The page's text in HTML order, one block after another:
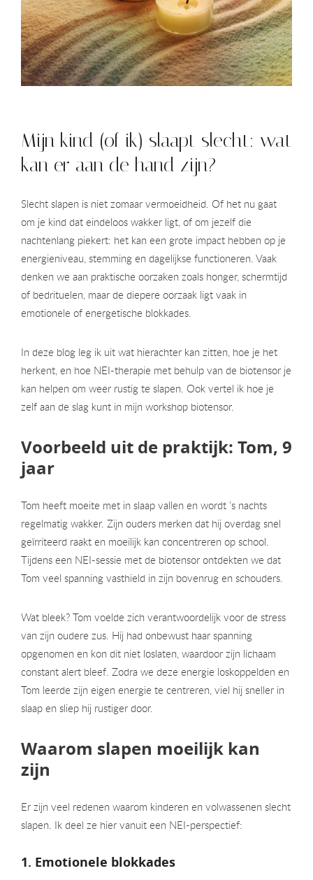
Mijn kind (of ik) slaapt slecht: wat
kan er aan de hand zijn?
Slecht slapen is niet zomaar vermoeidheid. Of het nu gaat
om je kind dat eindeloos wakker ligt, of om jezelf die
nachtenlang piekert: het kan een grote impact hebben op je
energieniveau, stemming en dagelijkse functioneren. Vaak
denken we aan praktische oorzaken zoals honger, schermtijd
of bedrituelen, maar de diepere oorzaak ligt vaak in
emotionele of energetische blokkades.
In deze blog leg ik uit wat hierachter kan zitten, hoe je het
herkent, en hoe NEI-therapie met behulp van de biotensor je
kan helpen om weer rustig te slapen. Ook vertel ik hoe je
zelf aan de slag kunt in mijn workshop biotensor.
Voorbeeld uit de praktijk: Tom, 9
jaar
Tom heeft moeite met in slaap vallen en wordt ’s nachts
regelmatig wakker. Zijn ouders merken dat hij overdag snel
geïrriteerd raakt en moeilijk kan concentreren op school.
Tijdens een NEI-sessie met de biotensor ontdekten we dat
Tom veel spanning vasthield in zijn bovenrug en schouders.
Wat bleek? Tom voelde zich verantwoordelijk voor de stress
van zijn oudere zus. Hij had onbewust haar spanning
opgenomen en kon dit niet loslaten, waardoor zijn lichaam
constant alert bleef. Zodra we deze energie loskoppelden en
Tom leerde zijn eigen energie te centreren, viel hij sneller in
slaap en sliep hij rustiger door.
Waarom slapen moeilijk kan
zijn
Er zijn veel redenen waarom kinderen en volwassenen slecht
slapen. Ik deel ze hier vanuit een NEI-perspectief:
1. Emotionele blokkades